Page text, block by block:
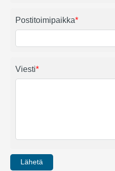
Postitoimipaikka*
Viesti*
Lähetä